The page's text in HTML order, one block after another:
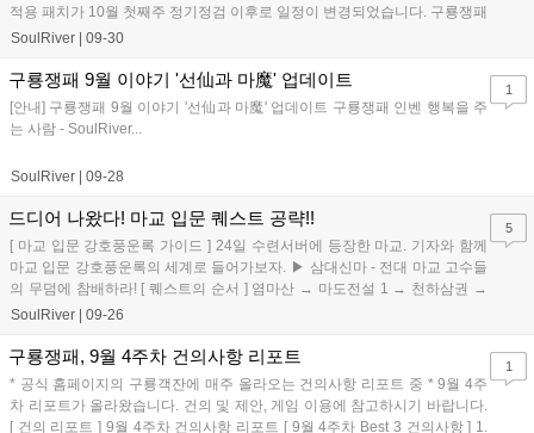
적용 패치가 10월 첫째주 정기정검 이후로 일정이 변경되었습니다. 구룡쟁패
인벤 행복을 ...
SoulRiver 09-30
구룡쟁패 9월 이야기 '선仙과 마魔' 업데이트
[안내] 구룡쟁패 9월 이야기 '선仙과 마魔' 업데이트 구룡쟁패 인벤 행복을 주
는 사람 - SoulRiver...
SoulRiver 09-28
1
드디어 나왔다! 마교 입문 퀘스트 공략!!
[ 마교 입문 강호풍운록 가이드 ] 24일 수련서버에 등장한 마교. 기자와 함께
마교 입문 강호풍운록의 세계로 들어가보자. ▶ 삼대신마 - 전대 마교 고수들
의 무덤에 참배하라! [ 퀘스트의 순서 ] 염마산 → 마도전설 1 → 천하삼권 →
혼마총 → 마...
SoulRiver 09-26
5
구룡쟁패, 9월 4주차 건의사항 리포트
* 공식 홈페이지의 구룡객잔에 매주 올라오는 건의사항 리포트 중 * 9월 4주
차 리포트가 올라왔습니다. 건의 및 제안, 게임 이용에 참고하시기 바랍니다.
[ 건의 리포트 ] 9월 4주차 건의사항 리포트 [ 9월 4주차 Best 3 건의사항 ] 1.
1